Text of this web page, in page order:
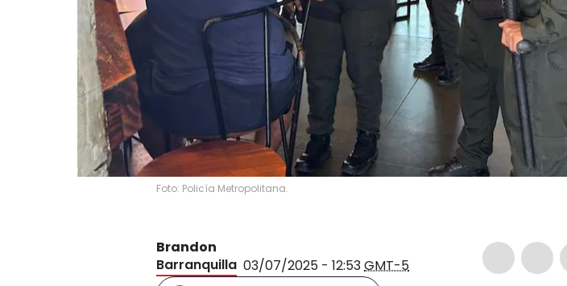
Foto: Policía Metropolitana.
Brandon
Barranquilla 03/07/2025 - 12:53GMT-5